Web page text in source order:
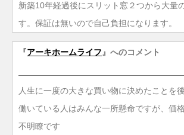
新築10年経過後にスリット窓２つから大量
す。保証は無いので自己負担になります。
『アーキホームライフ』へのコメント
人生に一度の大きな買い物に決めたことを
働いている人はみんな一所懸命ですが、価
不明瞭です